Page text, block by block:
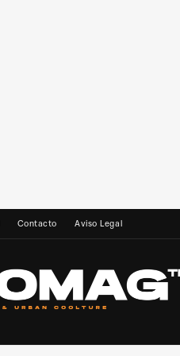
Contacto Aviso Legal